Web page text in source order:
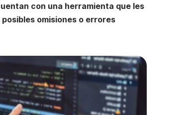
con una herramienta que les
omisiones o errores